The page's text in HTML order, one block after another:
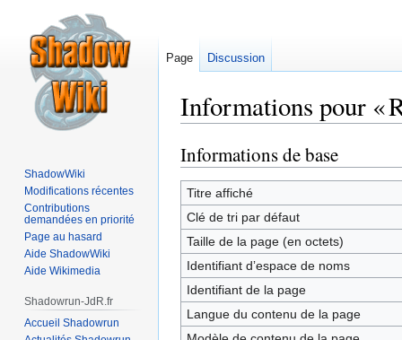
Informations pour «
Aller
à
la
navigation
Aller
à
la
recherche
Informations de base
Titre affiché
Clé de tri par défaut
Taille de la page (en octets)
Identifiant dʼespace de noms
Identifiant de la page
Langue du contenu de la page
Page Discussion
ShadowWiki
Modifications récentes
Contributions
demandées en priorité
Page au hasard
Aide ShadowWiki
Aide Wikimedia
Shadowrun-JdR.fr
Accueil Shadowrun